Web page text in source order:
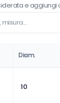
e aggiungi
Diam.
10